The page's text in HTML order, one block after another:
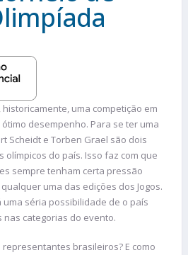
uma competição em
desempenho. Para se ter uma
Scheidt e Torben Grael são dois
olímpicos do país. Isso faz com que
sempre tenham certa pressão
uma das edições dos Jogos.
séria possibilidade de o país
categorias do evento.
brasileiros? E como